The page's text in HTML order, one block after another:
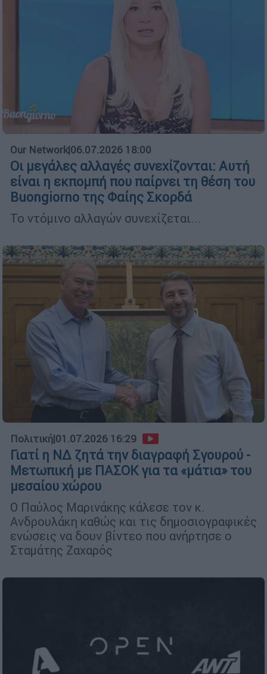
Our Network|06.07.2026 18:00
Οι μεγάλες αλλαγές συνεχίζονται: Αυτή
είναι η εκπομπή που παίρνει τη θέση του
Buongiorno της Φαίης Σκορδά
Το ντόμινο αλλαγών συνεχίζεται...
Πολιτική|01.07.2026 16:29
Γιατί η ΝΔ ζητά την διαγραφή Σγουρού -
Μετωπική με ΠΑΣΟΚ για τα «μάτια» του
μεσαίου χώρου
Ο Παύλος Μαρινάκης κάλεσε τον κ.
Ανδρουλάκη καθώς και τις δημοσιογραφικές
ενώσεις να δουν βίντεο που ανήρτησε ο
Σταμάτης Ζαχαρός